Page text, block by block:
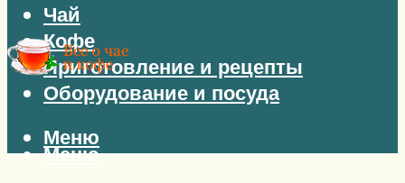
Чай
Кофе
Приготовление и рецепты
Оборудование и посуда
Меню
Меню